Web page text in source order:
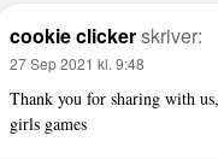
cookie clickerskriver:
27 Sep 2021 kl. 9:48
Thank you for sharing with
girls games